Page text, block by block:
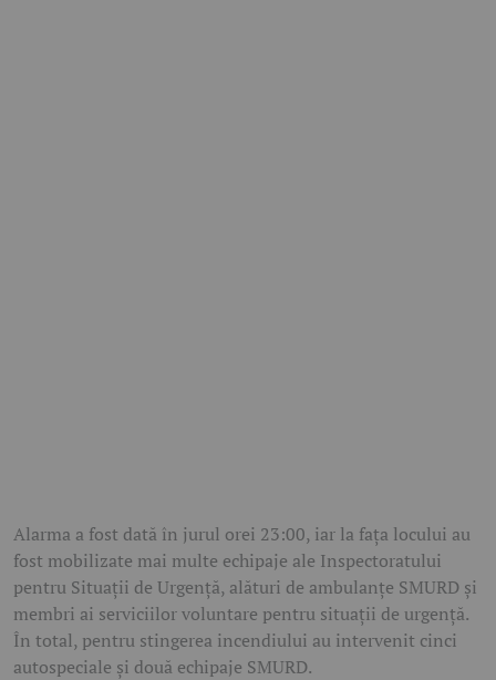
Alarma a fost dată în jurul orei 23:00, iar la fața locului au
fost mobilizate mai multe echipaje ale Inspectoratului
pentru Situații de Urgență, alături de ambulanțe SMURD și
membri ai serviciilor voluntare pentru situații de urgență.
În total, pentru stingerea incendiului au intervenit cinci
autospeciale și două echipaje SMURD.